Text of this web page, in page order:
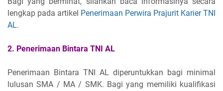
lengkap pada artikel Penerimaan Perwira Prajurit Karier TNI
AL.
2. Penerimaan Bintara TNI AL
Penerimaan Bintara TNI AL diperuntukkan bagi minimal
lulusan SMA / MA / SMK. Bagi yang memiliki kualifikasi